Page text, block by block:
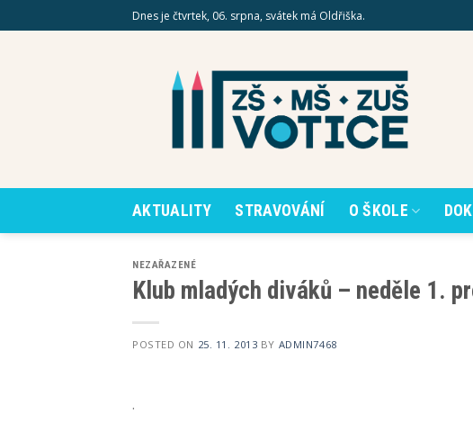
to
Dnes je čtvrtek, 06. srpna, svátek má Oldřiška.
AKTUALITY STRAVOVÁNÍ O ŠKOLE
NEZAŘAZENÉ
Klub mladých diváků – neděle 1.
POSTED ON 25. 11. 2013 BY ADMIN7468
.